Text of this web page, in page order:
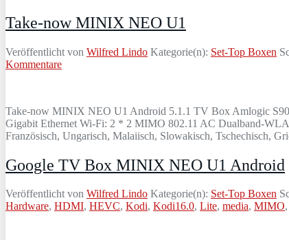
Take-now MINIX NEO U1
Veröffentlicht von Wilfred Lindo Kategorie(n): Set-Top Boxen
Kommentare
Take-now MINIX NEO U1 Android 5.1.1 TV Box Amlogic
Gigabit Ethernet Wi-Fi: 2 * 2 MIMO 802.11 AC Dualband-
Französisch, Ungarisch, Malaiisch, Slowakisch, Tschechisch,
Google TV Box MINIX NEO U1 Android
Veröffentlicht von Wilfred Lindo Kategorie(n): Set-Top Boxen
Hardware, HDMI, HEVC, Kodi, Kodi16.0, Lite, media, MIMO,